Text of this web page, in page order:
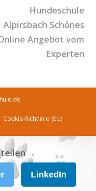
Hundeschule
Alpirsbach Schönes
Angebot vom
Experten
Cookie-Richtlinie (EU)
teilen
LinkedIn